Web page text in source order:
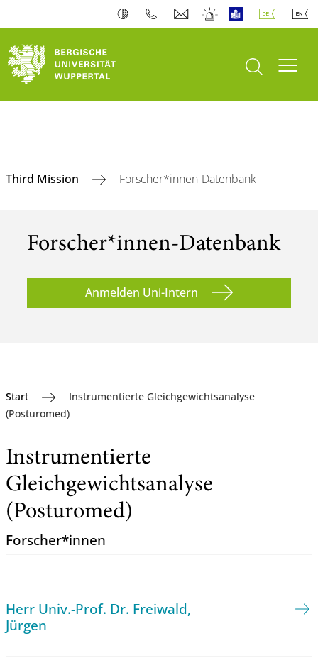
Suche öffnen
Third Mission Forscher*innen-Datenbank
Forscher*innen-Datenbank
Anmelden Uni-Intern
Start
Instrumentierte Gleichgewichtsanalyse
(Posturomed)
Instrumentierte
Gleichgewichtsanalyse
(Posturomed)
Forscher*innen
Herr Univ.-Prof. Dr. Freiwald,
Jürgen